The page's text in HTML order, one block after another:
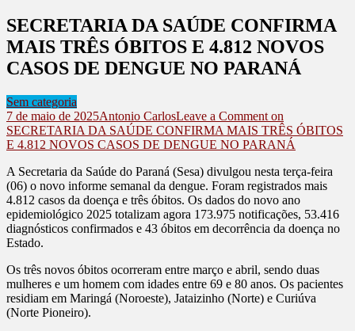
SECRETARIA DA SAÚDE CONFIRMA
MAIS TRÊS ÓBITOS E 4.812 NOVOS
CASOS DE DENGUE NO PARANÁ
Sem categoria
7 de maio de 2025Antonio CarlosLeave a Comment on
SECRETARIA DA SAÚDE CONFIRMA MAIS TRÊS ÓBITOS
E 4.812 NOVOS CASOS DE DENGUE NO PARANÁ
A Secretaria da Saúde do Paraná (Sesa) divulgou nesta terça-feira
(06) o novo informe semanal da dengue. Foram registrados mais
4.812 casos da doença e três óbitos. Os dados do novo ano
epidemiológico 2025 totalizam agora 173.975 notificações, 53.416
diagnósticos confirmados e 43 óbitos em decorrência da doença no
Estado.
Os três novos óbitos ocorreram entre março e abril, sendo duas
mulheres e um homem com idades entre 69 e 80 anos. Os pacientes
residiam em Maringá (Noroeste), Jataizinho (Norte) e Curiúva
(Norte Pioneiro).